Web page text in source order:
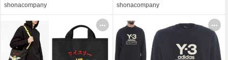
shonacompany shonacompany